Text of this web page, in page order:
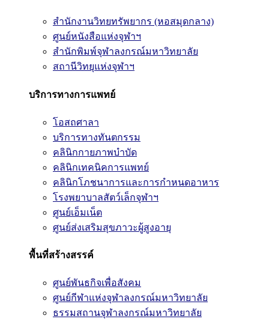
สำนักงานวิทยทรัพยากร (หอสมุดกลาง)
ศูนย์หนังสือแห่งจุฬาฯ
สำนักพิมพ์จุฬาลงกรณ์มหาวิทยาลัย
สถานีวิทยุแห่งจุฬาฯ
บริการทางการแพทย์
โอสถศาลา
บริการทางทันตกรรม
คลินิกกายภาพบำบัด
คลินิกเทคนิคการแพทย์
คลินิกโภชนาการและการกำหนดอาหาร
โรงพยาบาลสัตว์เล็กจุฬาฯ
ศูนย์เอ็มเน็ต
ศูนย์ส่งเสริมสุขภาวะผู้สูงอายุ
พื้นที่สร้างสรรค์
ศูนย์พันธกิจเพื่อสังคม
ศูนย์กีฬาแห่งจุฬาลงกรณ์มหาวิทยาลัย
ธรรมสถานจุฬาลงกรณ์มหาวิทยาลัย